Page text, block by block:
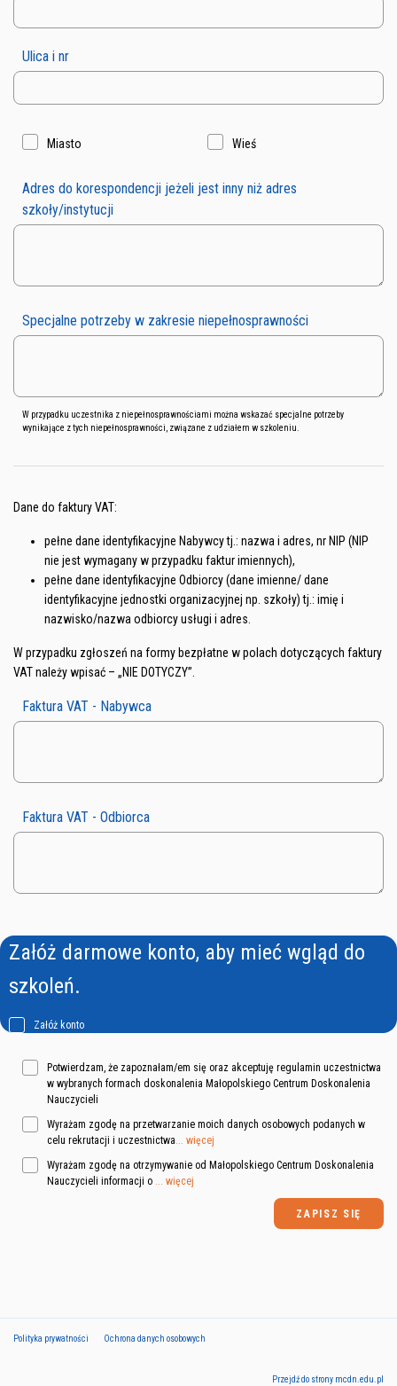
Ulica i nr
Miasto Wieś
Adres do korespondencji jeżeli jest inny niż adres
szkoły/instytucji
Specjalne potrzeby w zakresie niepełnosprawności
W przypadku uczestnika z niepełnosprawnościami można wskazać specjalne potrzeby
wynikające z tych niepełnosprawności, związane z udziałem w szkoleniu.
Dane do faktury VAT:
pełne dane identyfikacyjne Nabywcy tj.: nazwa i adres, nr NIP (NIP
nie jest wymagany w przypadku faktur imiennych),
pełne dane identyfikacyjne Odbiorcy (dane imienne/ dane
identyfikacyjne jednostki organizacyjnej np. szkoły) tj.: imię i
nazwisko/nazwa odbiorcy usługi i adres.
W przypadku zgłoszeń na formy bezpłatne w polach dotyczących faktury
VAT należy wpisać – „NIE DOTYCZY”.
Faktura VAT - Nabywca
Faktura VAT - Odbiorca
Załóż darmowe konto, aby mieć wgląd do
szkoleń.
Załóż konto
Potwierdzam, że zapoznałam/em się oraz akceptuję regulamin uczestnictwa
w wybranych formach doskonalenia Małopolskiego Centrum Doskonalenia
Nauczycieli
Wyrażam zgodę na przetwarzanie moich danych osobowych podanych w
celu rekrutacji i uczestnictwa ... więcej
Wyrażam zgodę na otrzymywanie od Małopolskiego Centrum Doskonalenia
Nauczycieli informacji o
... więcej
Polityka prywatności Ochrona danych osobowych
Przejdź do strony mcdn.edu.pl